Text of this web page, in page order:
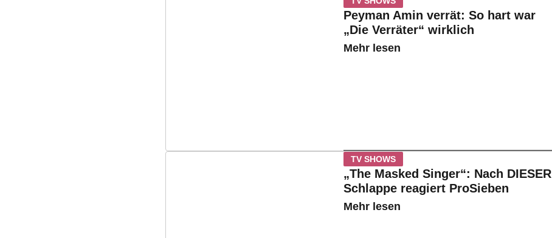
Peyman Amin verrät: So hart war
„Die Verräter“ wirklich
Mehr lesen
TV SHOWS
„The Masked Singer“: Nach DIESER
Schlappe reagiert ProSieben
Mehr lesen